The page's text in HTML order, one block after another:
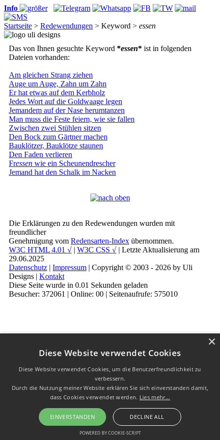
Info
Startseite > Redewendungen > Keyword > essen
Das von Ihnen gesuchte Keyword *essen* ist in folgenden
Dateien vorhanden:
Am gleichen Strang ziehen
Auge um Auge, Zahn um Zahn
Er hat etwas auf dem Kerbholz
Jedes Wort auf die Goldwaage legen
Jemandem auf der Nase herumtanzen
Man muss die Feste feiern, wie sie fallen
Zwischen zwei Stühlen sitzen
Den Bock zum Gärtner machen
Bauklötzer, Bauklötze staunen
Den Faden verlieren
Fressen wie ein Scheunendrescher
Jemand hat den Schalk im Nacken
Die Erklärungen zu den Redewendungen wurden mit
freundlicher
Genehmigung vom Redensarten-Index übernommen.
W3C HTML 4.01 √ | W3C CSS √ | Letzte Aktualisierung am
29.06.2025
Datenschutz | Impressum | Copyright © 2003 - 2026 by Uli
Designs | Kontakt
Diese Seite wurde in 0.01 Sekunden geladen
Besucher: 372061 | Online: 00 | Seitenaufrufe: 575010
Diese Website verwendet Cookies
Diese Website verwendet Cookies, um die Benutzerfreundlichkeit zu
verbessern.
Durch die Nutzung meiner Website erklären Sie sich einverstanden damit,
dass Cookies verwendet werden. Lies mehr...
EINVERSTANDEN DECLINE ALL
POWERED BY COOKIE-SCRIPT
×